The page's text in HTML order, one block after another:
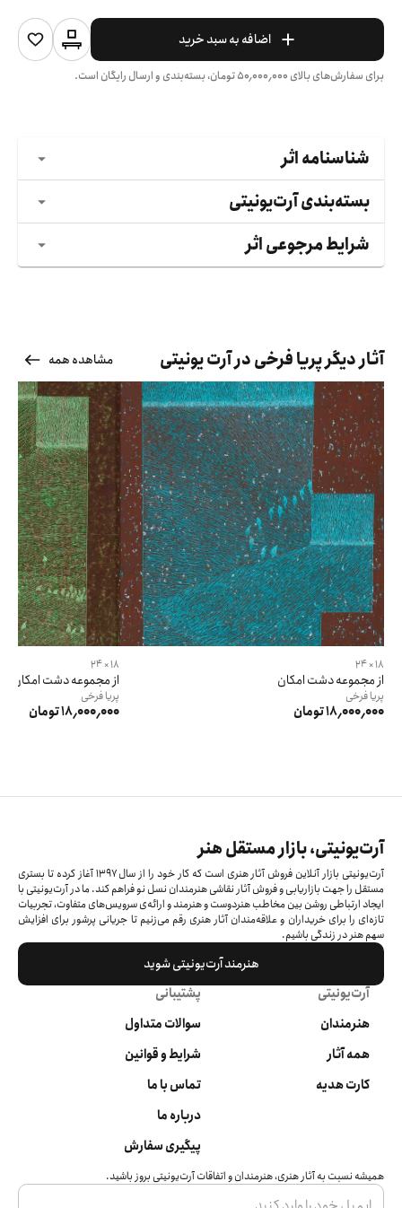
اضافه به سبد خرید
برای سفارش‌های بالای ۵۰٬۰۰۰٬۰۰۰تومان، بسته‌بندی و ارسال رایگان است.
شناسنامه اثر
بسته‌بندی آرت‌یونیتی
شرایط مرجوعی اثر
آثار دیگر پریا فرخی در آرت یونیتی مشاهده همه
18 × 24
از مجموعه دشت امکان
پریافرخی
18٬000٬000 تومان
18 × 24
از مجموعه دشت امکان
پریافرخی
18٬000٬000 تومان
آرت‌یونیتی، بازار مستقل هنر
آرت‌یونیتی بازار آنلاین فروش آثار هنری است که کار خود را از سال ۱۳۹۷ آغاز کرده‌ تا بستری
مستقل را جهت بازاریابی و فروش آثار نقاشی هنرمندان نسل نو فراهم کند. ما در آرت‌یونیتی با
ایجاد ارتباطی روشن بین مخاطب هنردوست و هنرمند و ارائه‌ی سرویس‌های متفاوت، تجربیات
تازه‌ای را برای خریداران و علاقه‌مندان آثار هنری رقم می‌زنیم تا جریانی پرشور برای افزایش
سهم هنر در زندگی باشیم.
هنرمند آرت‌یونیتی شوید
آرت‌یونیتی
هنرمندان
همه آثار
کارت هدیه
پشتیبانی
سوالات متداول
شرایط و قوانین
تماس با ما
درباره ما
پیگیری سفارش
همیشه نسبت به آثار هنری، هنرمندان و اتفاقات آرت‌یونیتی بروز باشید.